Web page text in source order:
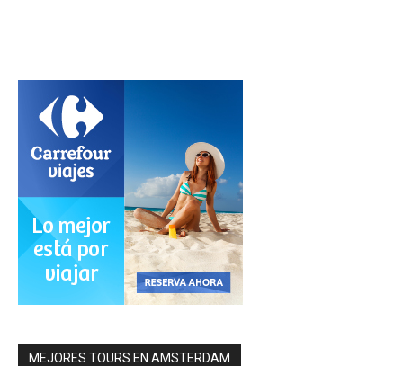
MEJORES TOURS EN AMSTERDAM